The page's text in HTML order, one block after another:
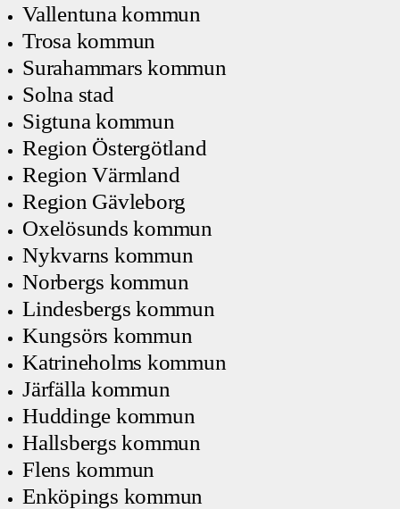
Vallentuna kommun
Trosa kommun
Surahammars kommun
Solna stad
Sigtuna kommun
Region Östergötland
Region Värmland
Region Gävleborg
Oxelösunds kommun
Nykvarns kommun
Norbergs kommun
Lindesbergs kommun
Kungsörs kommun
Katrineholms kommun
Järfälla kommun
Huddinge kommun
Hallsbergs kommun
Flens kommun
Enköpings kommun